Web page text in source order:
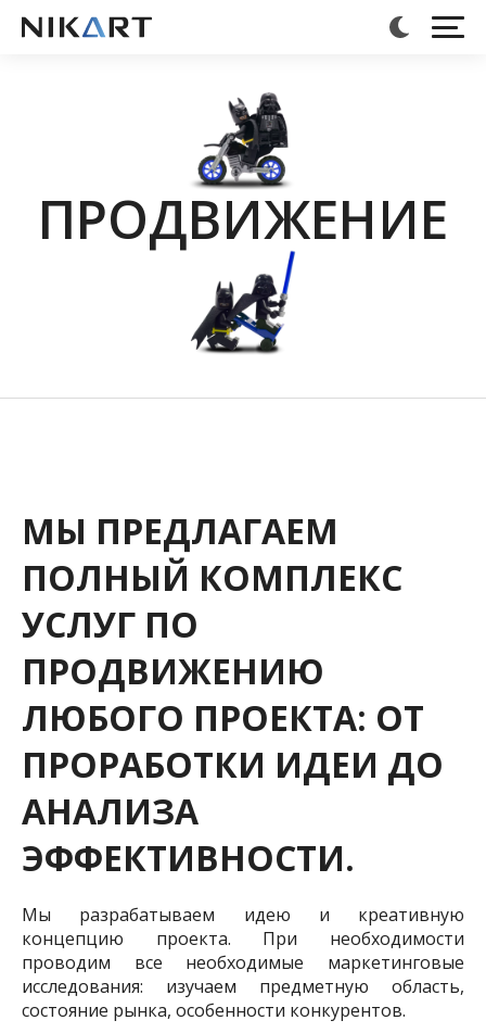
ПРОДВИЖЕНИЕ
МЫ ПРЕДЛАГАЕМ
ПОЛНЫЙ КОМПЛЕКС
УСЛУГ ПО
ПРОДВИЖЕНИЮ
ЛЮБОГО ПРОЕКТА: ОТ
ПРОРАБОТКИ ИДЕИ ДО
АНАЛИЗА
ЭФФЕКТИВНОСТИ.
Мы разрабатываем идею и креативную
концепцию проекта. При необходимости
проводим все необходимые маркетинговые
исследования: изучаем предметную область,
состояние рынка, особенности конкурентов.